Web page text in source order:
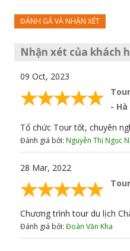
ĐÁNH GÁ VÀ NHẬN XÉT
Nhận xét của khách
09 Oct, 2023
-
Tổ chức Tour tốt, chuyên
Đánh giá bởi: Nguyễn Thị Ngọc
28 Mar, 2022
Chương trình tour du lịch
Đánh giá bởi: Đoàn Văn Kha